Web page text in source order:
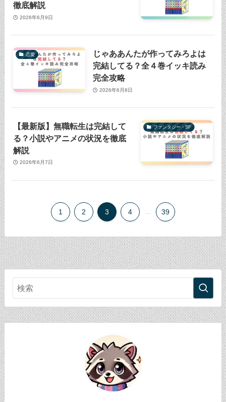
徹底解説
2026年6月9日
恋愛
じゃああんたが作ってみろよは
完結してる？全４巻イッキ読み
完全攻略
2026年6月8日
ファンタジー・SF
【最新版】無職転生は完結して
る？小説やアニメの状況を徹底
解説
2026年6月7日
1 2 3 4 39